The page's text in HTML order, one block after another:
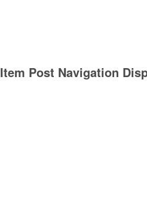
Item Post Navigation